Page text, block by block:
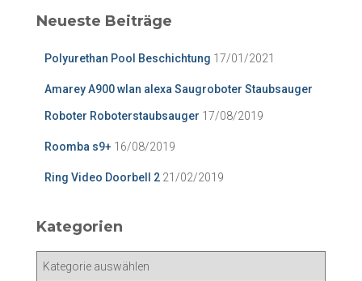
n
Neueste Beiträge
Polyurethan Pool Beschichtung 17/01/2021
Amarey A900 wlan alexa Saugroboter Staubsauger
Roboter Roboterstaubsauger 17/08/2019
Roomba s9+ 16/08/2019
Ring Video Doorbell 2 21/02/2019
Kategorien